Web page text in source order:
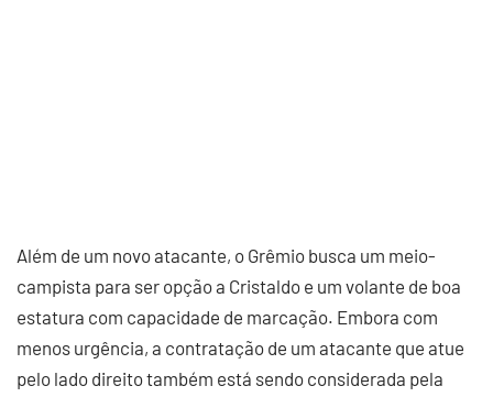
Além de um novo atacante, o Grêmio busca um meio-
campista para ser opção a Cristaldo e um volante de boa
estatura com capacidade de marcação. Embora com
menos urgência, a contratação de um atacante que atue
pelo lado direito também está sendo considerada pela